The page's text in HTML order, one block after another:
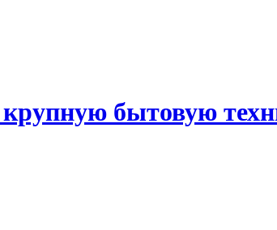
крупную бытовую